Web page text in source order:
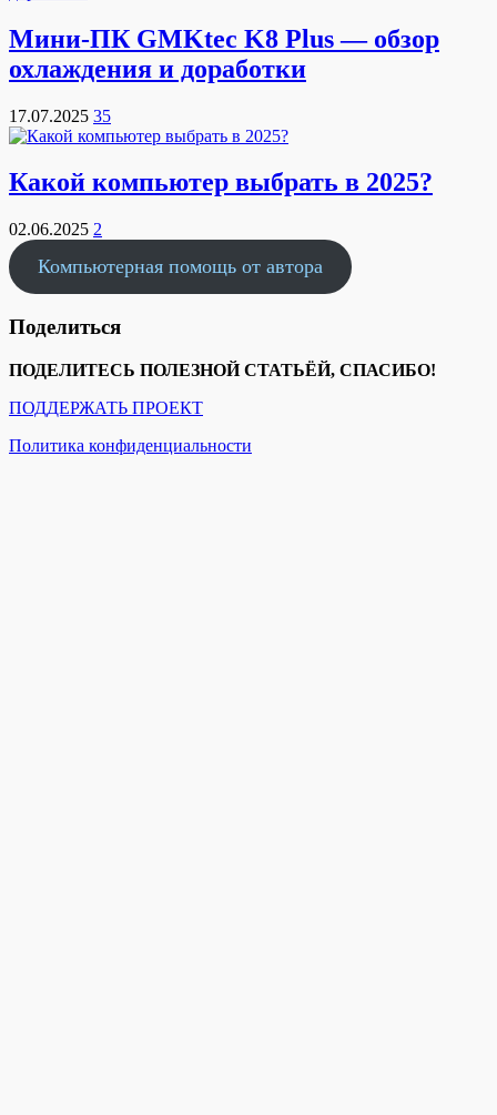
Мини-ПК GMKtec K8 Plus — обзор
охлаждения и доработки
17.07.2025 35
Какой компьютер выбрать в 2025?
02.06.2025 2
Компьютерная помощь от автора
Поделиться
ПОДЕЛИТЕСЬ ПОЛЕЗНОЙ СТАТЬЁЙ, СПАСИБО!
ПОДДЕРЖАТЬ ПРОЕКТ
Политика конфиденциальности